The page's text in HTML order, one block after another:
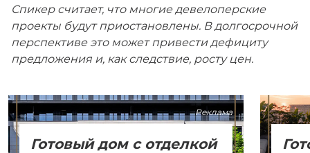
Спикер считает, что многие девелоперские
проекты будут приостановлены. В долгосрочной
перспективе это может привести дефициту
предложения и, как следствие, росту цен.
Реклама
Готовый дом с отделкой